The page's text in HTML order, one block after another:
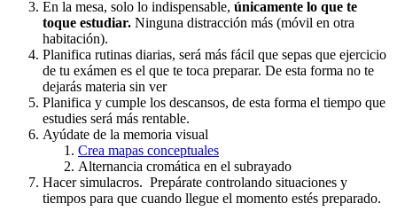
En la mesa, solo lo indispensable, únicamente lo que te
toque estudiar. Ninguna distracción más (móvil en otra
habitación).
Planifica rutinas diarias, será más fácil que sepas que ejercicio
de tu exámen es el que te toca preparar. De esta forma no te
dejarás materia sin ver
Planifica y cumple los descansos, de esta forma el tiempo que
estudies será más rentable.
Ayúdate de la memoria visual
Crea mapas conceptuales
Alternancia cromática en el subrayado
Hacer simulacros. Prepárate controlando situaciones y
tiempos para que cuando llegue el momento estés preparado.